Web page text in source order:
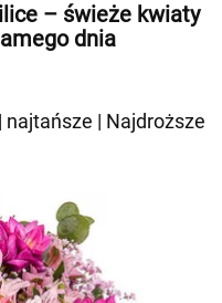
– świeże kwiaty
dnia
| najtańsze | Najdroższe